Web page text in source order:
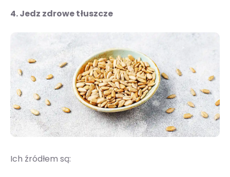
4. Jedz zdrowe tłuszcze
Ich źródłem są: